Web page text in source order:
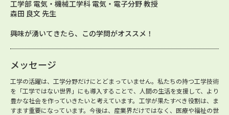
工学部 電気・機械工学科 電気・電子分野 教授
森田 良文 先生
興味が湧いてきたら、この学問がオススメ！
メッセージ
工学の活躍は、工学分野だけにとどまっていません。私たちの持つ工学技術
を「工学ではない世界」にも導入することで、人間の生活を支援して、より
豊かな社会を作っていきたいと考えています。工学が果たすべき役割は、ま
すます重要になっています。今後は、産業界だけではなく、医療や福祉の世